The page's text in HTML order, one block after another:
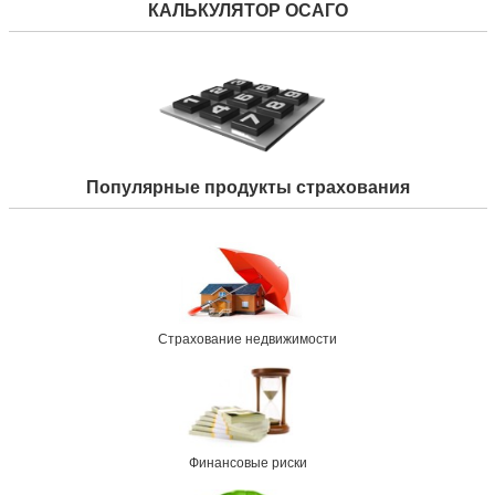
КАЛЬКУЛЯТОР ОСАГО
Популярные продукты страхования
Страхование недвижимости
Финансовые риски